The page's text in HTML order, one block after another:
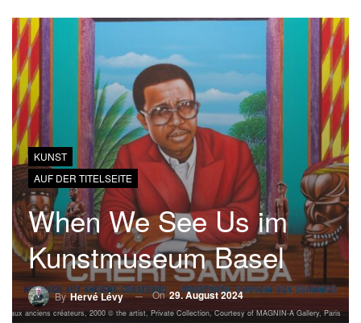
KUNST
AUF DER TITELSEITE
When We See Us im
Kunstmuseum Basel
ByHervé Lévy On29. August 2024
aux anciens créateurs, 2000 © the artist, Private Collection, Courtesy of MAGNIN-A Gallery, Paris